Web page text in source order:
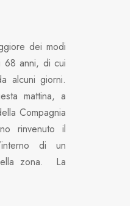
dei modi
68 anni, di cui
alcuni giorni.
mattina, a
Compagnia
rinvenuto il
di un
zona. La